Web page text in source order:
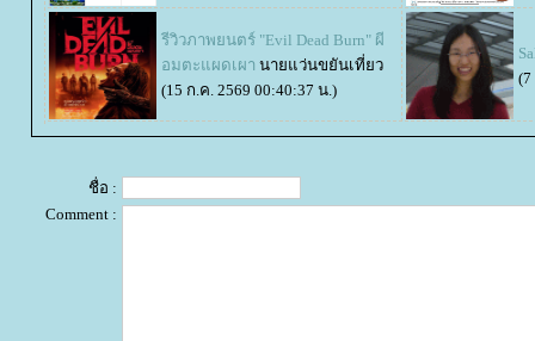
รีวิวภาพยนตร์ "Evil Dead Burn" ผี
อมตะแผดเผา นายแว่นขยันเที่ยว
(15 ก.ค. 2569 00:40:37 น.)
(7
ชื่อ :
Comment :